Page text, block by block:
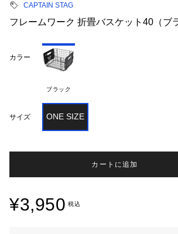
CAPTAIN STAG
フレームワーク 折畳バスケット40（ブ
カラー
ブラック
サイズ ONE SIZE
カートに追加
¥3,950 税込